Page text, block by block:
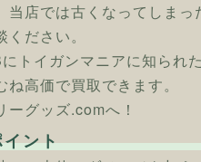
店では古くなってしま
ださい。
トイガンマニアに知られ
高価で買取できます。
グッズ.comへ！
ント